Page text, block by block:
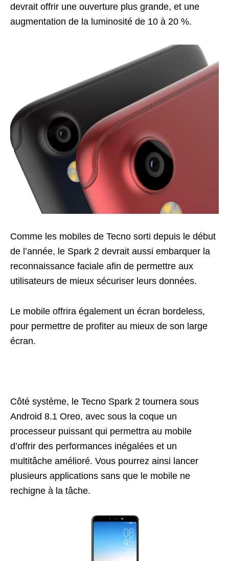
devrait offrir une ouverture plus grande, et une
augmentation de la luminosité de 10 à 20 %.
Comme les mobiles de Tecno sorti depuis le début
de l’année, le Spark 2 devrait aussi embarquer la
reconnaissance faciale afin de permettre aux
utilisateurs de mieux sécuriser leurs données.
Le mobile offrira également un écran bordeless,
pour permettre de profiter au mieux de son large
écran.
Côté système, le Tecno Spark 2 tournera sous
Android 8.1 Oreo, avec sous la coque un
processeur puissant qui permettra au mobile
d’offrir des performances inégalées et un
multitâche amélioré. Vous pourrez ainsi lancer
plusieurs applications sans que le mobile ne
rechigne à la tâche.